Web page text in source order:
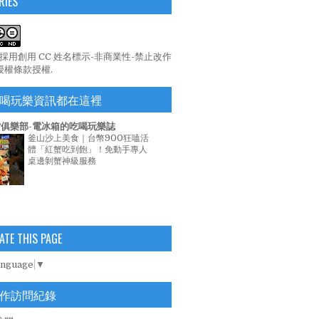
用創用 CC 姓名標示-非商業性-禁止改作
權條款授權.
玩樂資訊都在這裡
樂部-電冰箱的吃喝玩樂誌
釜山沙上美食｜台幣900狂嗑活
體「紅蟹吃到飽」！免動手專人
桌邊剝蟹神級服務
THIS PAGE
▼
訪問紀錄